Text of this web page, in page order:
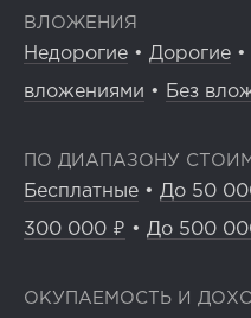
ВЛОЖЕНИЯ
Недорогие • Дорогие •
вложениями • Без
ПО ДИАПАЗОНУ
Бесплатные • До 50
300 000 ₽ • До 500
ОКУПАЕМОСТЬ И